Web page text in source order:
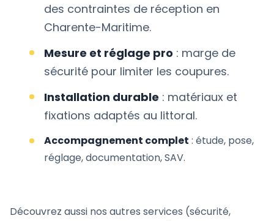
des contraintes de réception en
Charente-Maritime.
Mesure et réglage pro : marge de
sécurité pour limiter les coupures.
Installation durable : matériaux et
fixations adaptés au littoral.
Accompagnement complet : étude, pose,
réglage, documentation, SAV.
Découvrez aussi nos autres services (sécurité,